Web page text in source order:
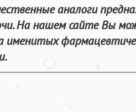
аналоги
На нашем сайте Вы
именитых